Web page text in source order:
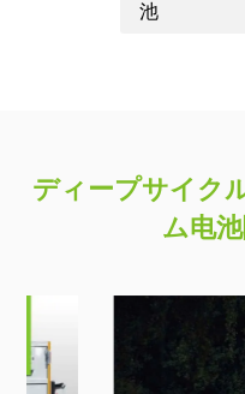
池
ディープサイク
ム电